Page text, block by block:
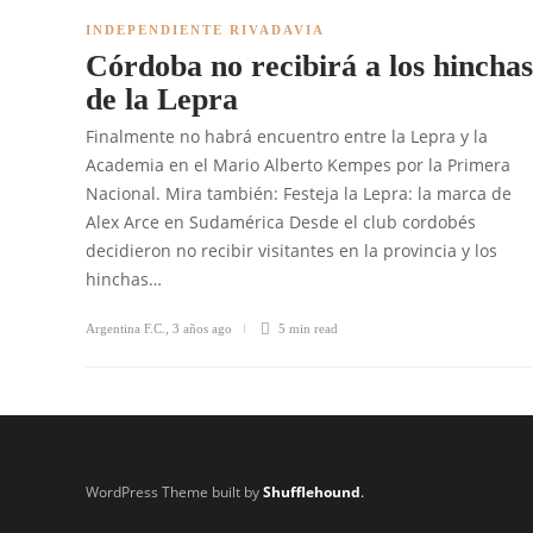
INDEPENDIENTE RIVADAVIA
Córdoba no recibirá a los hinchas
de la Lepra
Finalmente no habrá encuentro entre la Lepra y la
Academia en el Mario Alberto Kempes por la Primera
Nacional. Mira también: Festeja la Lepra: la marca de
Alex Arce en Sudamérica Desde el club cordobés
decidieron no recibir visitantes en la provincia y los
hinchas…
Argentina F.C. 3 años ago 5 min read
WordPress Theme built byShufflehound.